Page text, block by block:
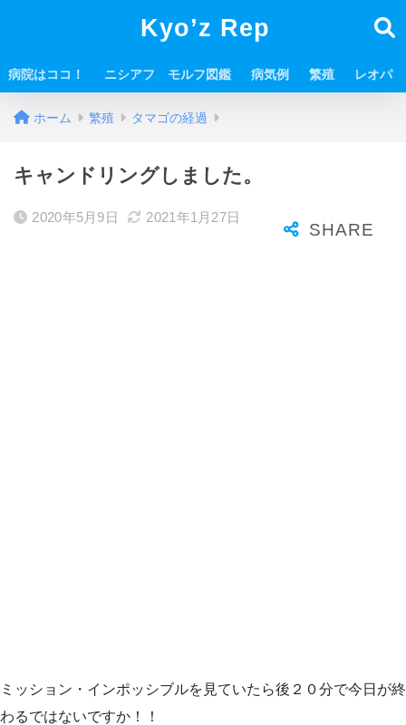
Kyo’z Rep
病院はココ！ ニシアフ モルフ図鑑 病気例 繁殖 レオパ
ホーム 繁殖 タマゴの経過
キャンドリングしました。
2020年5月9日 2021年1月27日
ミッション・インポッシブルを見ていたら後２０分で今日が終
わるではないですか！！